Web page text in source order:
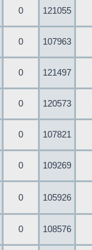
0 121055
0 107963
0 121497
0 120573
0 107821
0 109269
0 105926
0 108576